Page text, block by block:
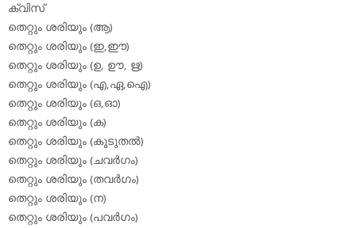
ക്വിസ്
തെറ്റും ശരിയും (ആ)
തെറ്റും ശരിയും (ഇ,ഈ)
തെറ്റും ശരിയും (ഉ, ഊ, ഋ)
തെറ്റും ശരിയും (എ,ഏ,ഐ)
തെറ്റും ശരിയും (ഒ,ഓ)
തെറ്റും ശരിയും (ക)
തെറ്റും ശരിയും (കൂടുതല്‍)
തെറ്റും ശരിയും (ചവര്‍ഗം)
തെറ്റും ശരിയും (തവര്‍ഗം)
തെറ്റും ശരിയും (ന)
തെറ്റും ശരിയും (പവര്‍ഗം)